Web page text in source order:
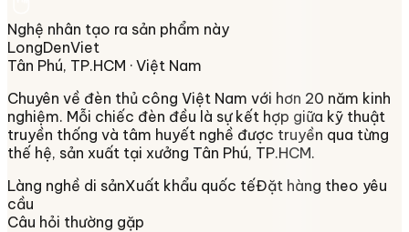
Nghệ nhân tạo ra sản phẩm này
LongDenViet
Tân Phú, TP.HCM · Việt Nam
Chuyên về đèn thủ công Việt Nam với hơn 20 năm kinh
nghiệm. Mỗi chiếc đèn đều là sự kết hợp giữa kỹ thuật
truyền thống và tâm huyết nghề được truyền qua từng
thế hệ, sản xuất tại xưởng Tân Phú, TP.HCM.
Làng nghề di sảnXuất khẩu quốc tếĐặt hàng theo yêu
cầu
Câu hỏi thường gặp